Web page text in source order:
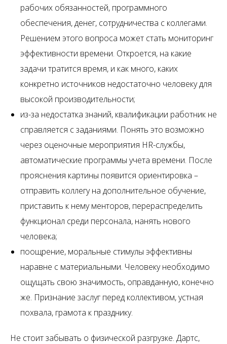
рабочих обязанностей, программного
обеспечения, денег, сотрудничества с коллегами.
Решением этого вопроса может стать мониторинг
эффективности времени. Откроется, на какие
задачи тратится время, и как много, каких
конкретно источников недостаточно человеку для
высокой производительности;
из-за недостатка знаний, квалификации работник не
справляется с заданиями. Понять это возможно
через оценочные мероприятия HR-службы,
автоматические программы учета времени. После
прояснения картины появится ориентировка –
отправить коллегу на дополнительное обучение,
приставить к нему менторов, перераспределить
функционал среди персонала, нанять нового
человека;
поощрение, моральные стимулы эффективны
наравне с материальными. Человеку необходимо
ощущать свою значимость, оправданную, конечно
же. Признание заслуг перед коллективом, устная
похвала, грамота к празднику.
Не стоит забывать о физической разгрузке. Дартс,